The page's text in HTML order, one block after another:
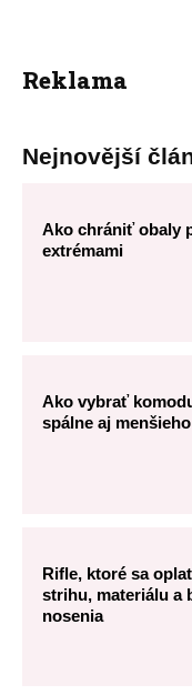
Reklama
Nejnovější
Ako chrániť obaly
extrémami
Ako vybrať
spálne aj
Rifle, ktoré sa
strihu, materiálu a
nosenia